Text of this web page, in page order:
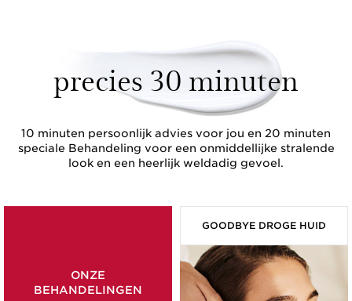
precies 30 minuten
10 minuten persoonlijk advies voor jou en 20 minuten
speciale Behandeling voor een onmiddellijke stralende
look en een heerlijk weldadig gevoel.
ONZE
BEHANDELINGEN
GOODBYE DROGE HUID